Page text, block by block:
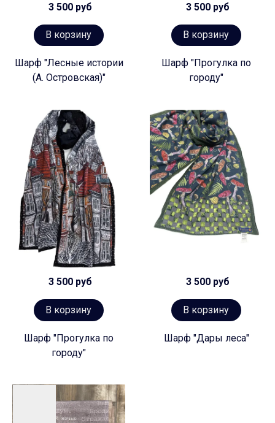
3 500 руб
В корзину
Шарф "Лесные истории
(А. Островская)"
3 500 руб
В корзину
Шарф "Прогулка по
городу"
3 500 руб
В корзину
Шарф "Прогулка по
городу"
3 500 руб
В корзину
Шарф "Дары леса"